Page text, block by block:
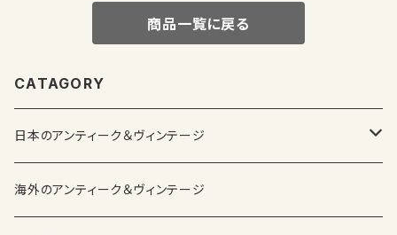
商品一覧に戻る
CATAGORY
日本のアンティーク＆ヴィンテージ
カップ＆ソーサー
海外のアンティーク＆ヴィンテージ